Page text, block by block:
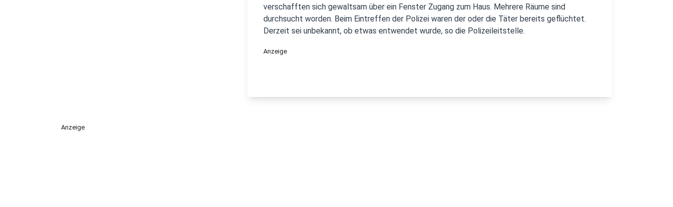
verschafften sich gewaltsam über ein Fenster Zugang zum Haus. Mehrere Räume sind
durchsucht worden. Beim Eintreffen der Polizei waren der oder die Täter bereits geflüchtet.
Derzeit sei unbekannt, ob etwas entwendet wurde, so die Polizeileitstelle.
Anzeige
Anzeige